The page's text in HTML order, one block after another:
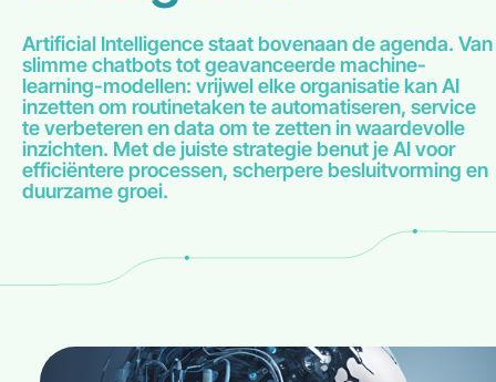
Contact
Artificial Intelligence staat bovenaan de agenda. Van
slimme chatbots tot geavanceerde machine-
learning-modellen: vrijwel elke organisatie kan AI
inzetten om routinetaken te automatiseren, service
te verbeteren en data om te zetten in waardevolle
inzichten. Met de juiste strategie benut je AI voor
efficiëntere processen, scherpere besluitvorming en
duurzame groei.